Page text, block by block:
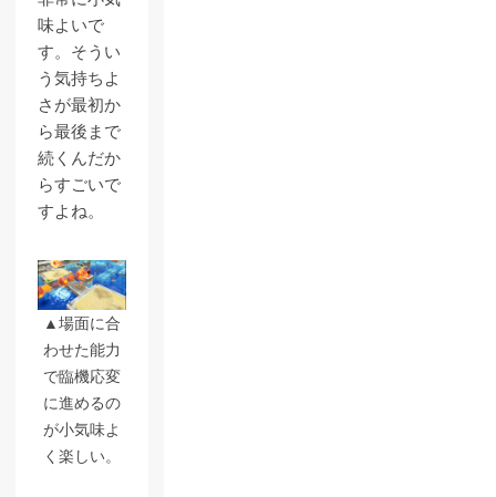
味よいで
す。そうい
う気持ちよ
さが最初か
ら最後まで
続くんだか
らすごいで
すよね。
▲場面に合
わせた能力
で臨機応変
に進めるの
が小気味よ
く楽しい。